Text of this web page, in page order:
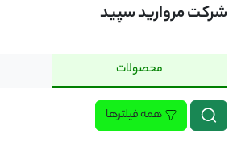
شرکت مروارید سپید
محصولات
همه فیلترها